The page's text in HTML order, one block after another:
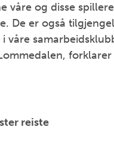
våre og disse
De er også
våre
reiste